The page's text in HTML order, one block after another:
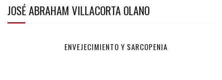
JOSÉ ABRAHAM VILLACORTA OLANO
ENVEJECIMIENTO Y SARCOPENIA